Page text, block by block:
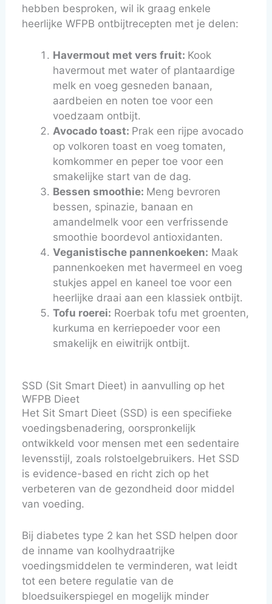
hebben besproken, wil ik graag enkele
heerlijke WFPB ontbijtrecepten met je delen:
Havermout met vers fruit: Kook
havermout met water of plantaardige
melk en voeg gesneden banaan,
aardbeien en noten toe voor een
voedzaam ontbijt.
Avocado toast: Prak een rijpe avocado
op volkoren toast en voeg tomaten,
komkommer en peper toe voor een
smakelijke start van de dag.
Bessen smoothie: Meng bevroren
bessen, spinazie, banaan en
amandelmelk voor een verfrissende
smoothie boordevol antioxidanten.
Veganistische pannenkoeken: Maak
pannenkoeken met havermeel en voeg
stukjes appel en kaneel toe voor een
heerlijke draai aan een klassiek ontbijt.
Tofu roerei: Roerbak tofu met groenten,
kurkuma en kerriepoeder voor een
smakelijk en eiwitrijk ontbijt.
SSD (Sit Smart Dieet) in aanvulling op het
WFPB Dieet
Het Sit Smart Dieet (SSD) is een specifieke
voedingsbenadering, oorspronkelijk
ontwikkeld voor mensen met een sedentaire
levensstijl, zoals rolstoelgebruikers. Het SSD
is evidence-based en richt zich op het
verbeteren van de gezondheid door middel
van voeding.
Bij diabetes type 2 kan het SSD helpen door
de inname van koolhydraatrijke
voedingsmiddelen te verminderen, wat leidt
tot een betere regulatie van de
bloedsuikerspiegel en mogelijk minder